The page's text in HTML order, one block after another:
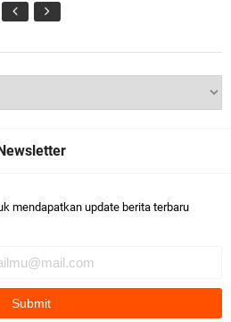
Supaya Cerdas dan
mendapatkan update berita terbaru